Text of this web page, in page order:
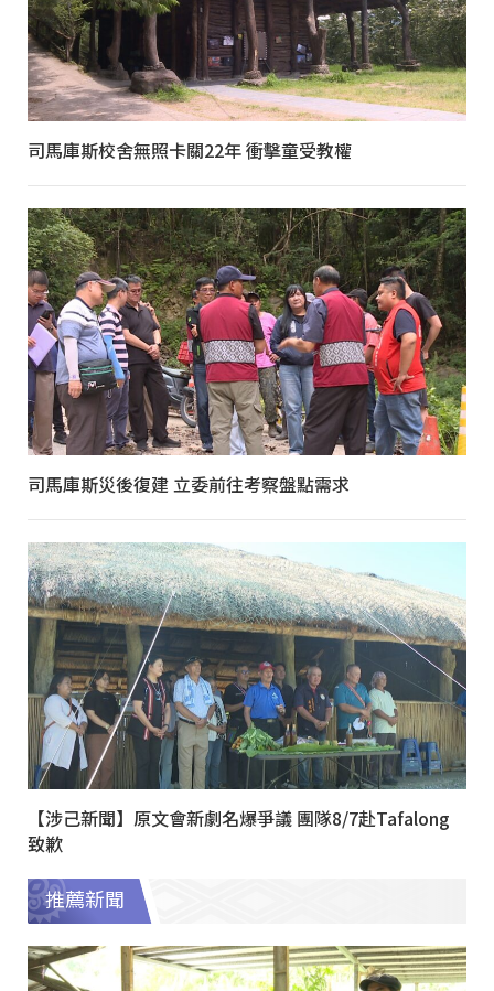
司馬庫斯校舍無照卡關22年 衝擊童受教權
司馬庫斯災後復建 立委前往考察盤點需求
【涉己新聞】原文會新劇名爆爭議 團隊8/7赴Tafalong
致歉
推薦新聞